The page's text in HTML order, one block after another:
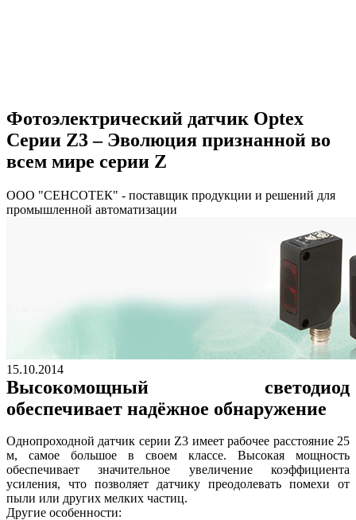
Фотоэлектрический датчик Optex
Серии Z3 – Эволюция признанной во
всем мире серии Z
ООО "СЕНСОТЕК" - поставщик продукции и решений для
промышленной автоматизации
15.10.2014
Высокомощный светодиод
обеспечивает надёжное обнаружение
Однопроходной датчик серии Z3 имеет рабочее расстояние 25
м, самое большое в своем классе. Высокая мощность
обеспечивает значительное увеличение коэффициента
усиления, что позволяет датчику преодолевать помехи от
пыли или других мелких частиц.
Другие особенности: